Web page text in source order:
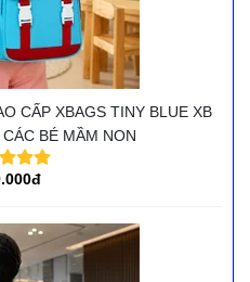
CẤP XBAGS TINY BLUE XB
BÉ MẦM NON